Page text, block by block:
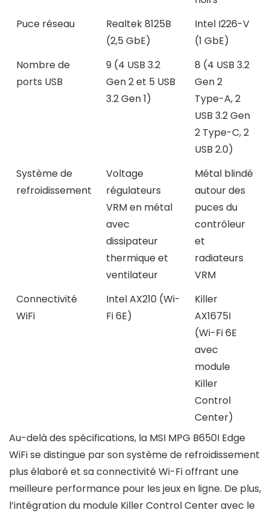
Puce réseau
Realtek 8125B
(2,5 GbE)
Intel I226-V
(1 GbE)
Nombre de
ports USB
9 (4 USB 3.2
Gen 2 et 5 USB
3.2 Gen 1)
8 (4 USB 3.2
Gen 2
Type-A, 2
USB 3.2 Gen
2 Type-C, 2
USB 2.0)
Système de
refroidissement
Voltage
régulateurs
VRM en métal
avec
dissipateur
thermique et
ventilateur
Métal blindé
autour des
puces du
contrôleur
et
radiateurs
VRM
Connectivité
WiFi
Intel AX210 (Wi-
Fi 6E)
Killer
AX1675I
(Wi-Fi 6E
avec
module
Killer
Control
Center)
Au-delà des spécifications, la MSI MPG B650I Edge
WiFi se distingue par son système de refroidissement
plus élaboré et sa connectivité Wi-Fi offrant une
meilleure performance pour les jeux en ligne. De plus,
l’intégration du module Killer Control Center avec le